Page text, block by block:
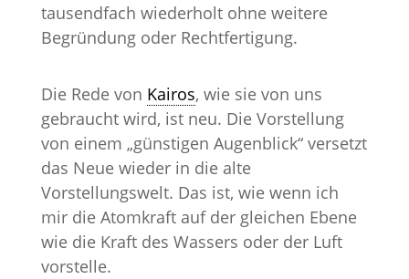
tausendfach wiederholt ohne weitere
Begründung oder Rechtfertigung.
Die Rede von Kairos, wie sie von uns
gebraucht wird, ist neu. Die Vorstellung
von einem „günstigen Augenblick“ versetzt
das Neue wieder in die alte
Vorstellungswelt. Das ist, wie wenn ich
mir die Atomkraft auf der gleichen Ebene
wie die Kraft des Wassers oder der Luft
vorstelle.